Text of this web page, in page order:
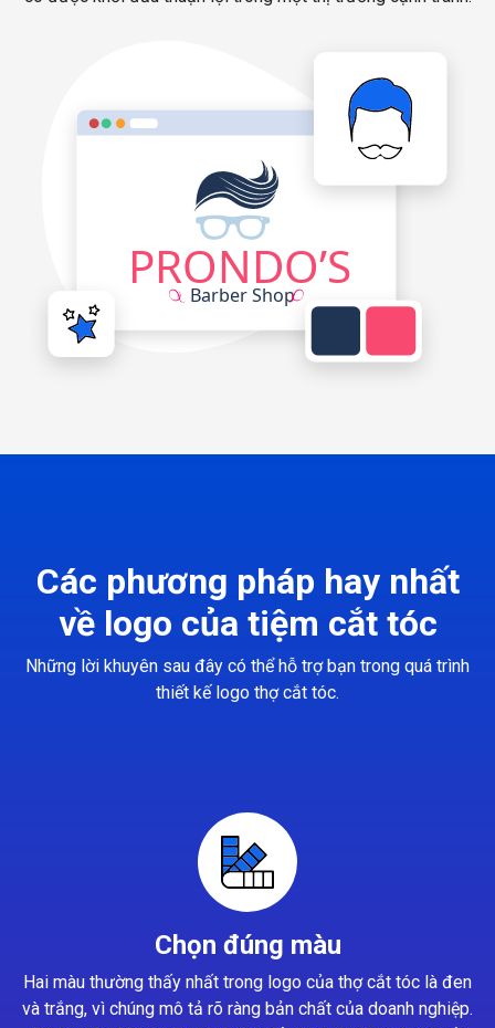
Các phương pháp hay nhất
về logo của tiệm cắt tóc
Những lời khuyên sau đây có thể hỗ trợ bạn trong quá trình
thiết kế logo thợ cắt tóc.
Chọn đúng màu
Hai màu thường thấy nhất trong logo của thợ cắt tóc là đen
và trắng, vì chúng mô tả rõ ràng bản chất của doanh nghiệp.